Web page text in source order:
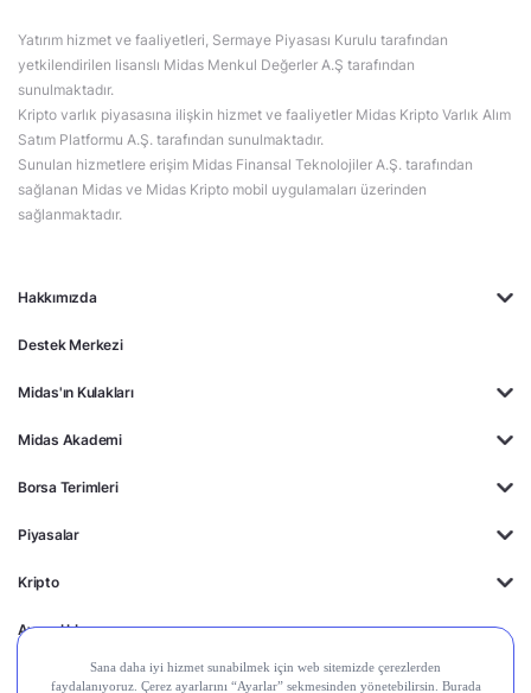
Hakkımızda
Destek Merkezi
Midas'ın Kulakları
Midas Akademi
Borsa Terimleri
Piyasalar
Kripto
Ayrıcalıklar
Yatırım hizmet ve faaliyetleri, Sermaye Piyasası Kurulu tarafından
yetkilendirilen lisanslı Midas Menkul Değerler A.Ş tarafından
sunulmaktadır.
Kripto varlık piyasasına ilişkin hizmet ve faaliyetler Midas Kripto Varlık Alım
Satım Platformu A.Ş. tarafından sunulmaktadır.
Sunulan hizmetlere erişim Midas Finansal Teknolojiler A.Ş. tarafından
sağlanan Midas ve Midas Kripto mobil uygulamaları üzerinden
sağlanmaktadır.